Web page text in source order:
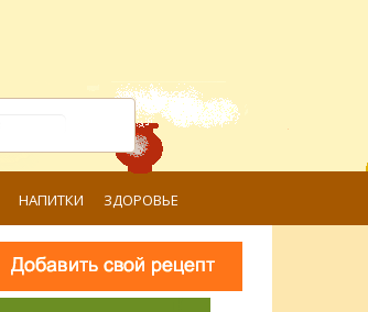
НАПИТКИ ЗДОРОВЬЕ